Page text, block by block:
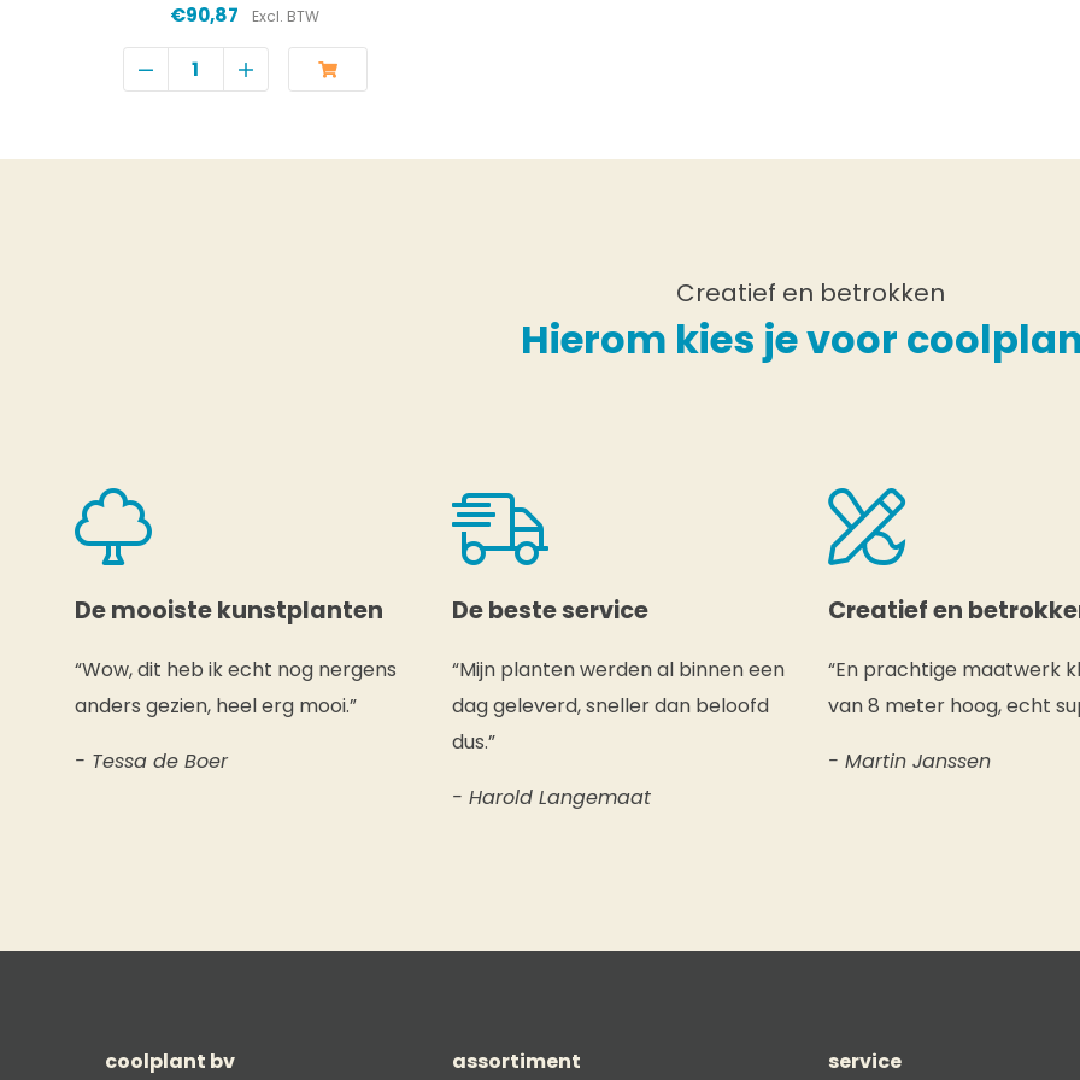
€90,87 Excl. BTW
Creatief en betrokken
Hierom kies je voor
De mooiste kunstplanten
“Wow, dit heb ik echt nog nergens
anders gezien, heel erg mooi.”
- Tessa de Boer
De beste service
“Mijn planten werden al binnen een
dag geleverd, sneller dan beloofd
dus.”
- Harold Langemaat
Creatief en
“En prachtige maatwerk
van 8 meter hoog, echt
- Martin Janssen
coolplant bv assortiment service